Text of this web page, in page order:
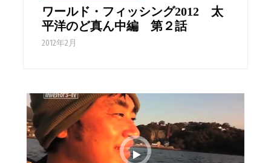
ワールド・フィッシング2012 太
平洋のど真ん中編 第２話
2012年2月